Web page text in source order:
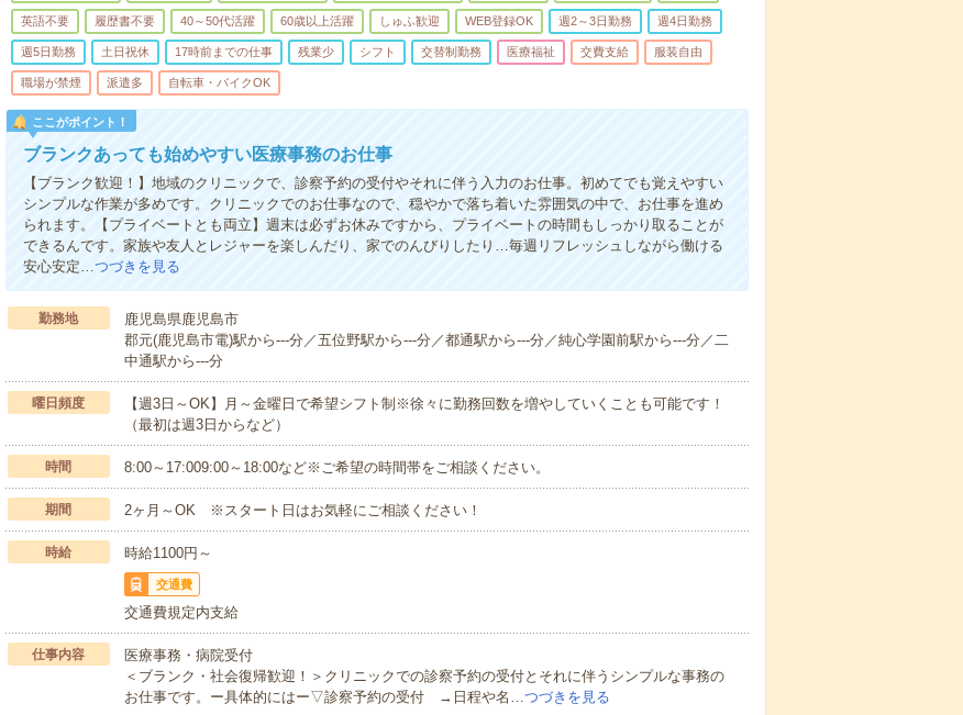
英語不要 履歴書不要 40～50代活躍 60歳以上活躍 しゅふ歓迎 WEB登録OK 週2～3日勤務 週4日勤務
週5日勤務 土日祝休 17時前までの仕事 残業少 シフト 交替制勤務 医療福祉 交費支給 服装自由
職場が禁煙 派遣多 自転車・バイクOK
ここがポイント！
ブランクあっても始めやすい医療事務のお仕事
【ブランク歓迎！】地域のクリニックで、診察予約の受付やそれに伴う入力のお仕事。初めてでも覚えやすい
シンプルな作業が多めです。クリニックでのお仕事なので、穏やかで落ち着いた雰囲気の中で、お仕事を進め
られます。【プライベートとも両立】週末は必ずお休みですから、プライベートの時間もしっかり取ることが
できるんです。家族や友人とレジャーを楽しんだり、家でのんびりしたり…毎週リフレッシュしながら働ける
安心安定…つづきを見る
勤務地
鹿児島県鹿児島市
郡元(鹿児島市電)駅から---分／五位野駅から---分／都通駅から---分／純心学園前駅から---分／二
中通駅から---分
曜日頻度
【週3日～OK】月～金曜日で希望シフト制※徐々に勤務回数を増やしていくことも可能です！
（最初は週3日からなど）
時間 8:00～17:009:00～18:00など※ご希望の時間帯をご相談ください。
期間 2ヶ月～OK ※スタート日はお気軽にご相談ください！
時給 時給1100円～
交通費
交通費規定内支給
仕事内容
医療事務・病院受付
＜ブランク・社会復帰歓迎！＞クリニックでの診察予約の受付とそれに伴うシンプルな事務の
お仕事です。ー具体的にはー▽診察予約の受付 →日程や名…つづきを見る